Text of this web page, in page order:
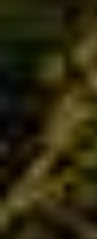
Denn auch in
der Schweizer
höchstem
viel Erfahrung.
Die
Cannes
Côte d’Azur
Qualität zu
Sie wartet
Zahnarztteam